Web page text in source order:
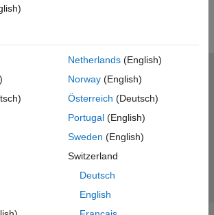
Netherlands(English)
Norway(English)
Österreich (Deutsch)
Portugal(English)
Sweden (English)
Switzerland
Deutsch
English
상표 개인정보 취급방침
불법 복제 방지
태
MathWorks, Inc.